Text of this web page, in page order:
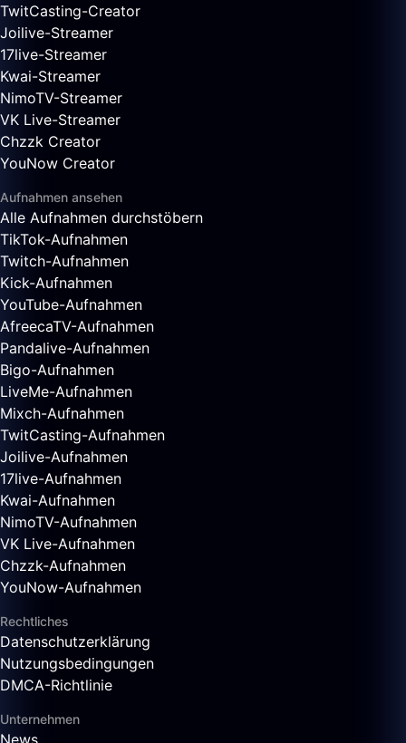
TwitCasting-Creator
Joilive-Streamer
17live-Streamer
Kwai-Streamer
NimoTV-Streamer
VK Live-Streamer
Chzzk Creator
YouNow Creator
Aufnahmen ansehen
Alle Aufnahmen durchstöbern
TikTok-Aufnahmen
Twitch-Aufnahmen
Kick-Aufnahmen
YouTube-Aufnahmen
AfreecaTV-Aufnahmen
Pandalive-Aufnahmen
Bigo-Aufnahmen
LiveMe-Aufnahmen
Mixch-Aufnahmen
TwitCasting-Aufnahmen
Joilive-Aufnahmen
17live-Aufnahmen
Kwai-Aufnahmen
NimoTV-Aufnahmen
VK Live-Aufnahmen
Chzzk-Aufnahmen
YouNow-Aufnahmen
Rechtliches
Datenschutzerklärung
Nutzungsbedingungen
DMCA-Richtlinie
Unternehmen